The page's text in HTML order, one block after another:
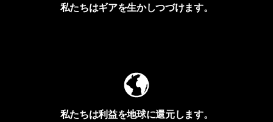
私たちはギアを生かしつづけます。
私たちは利益を地球に還元します。